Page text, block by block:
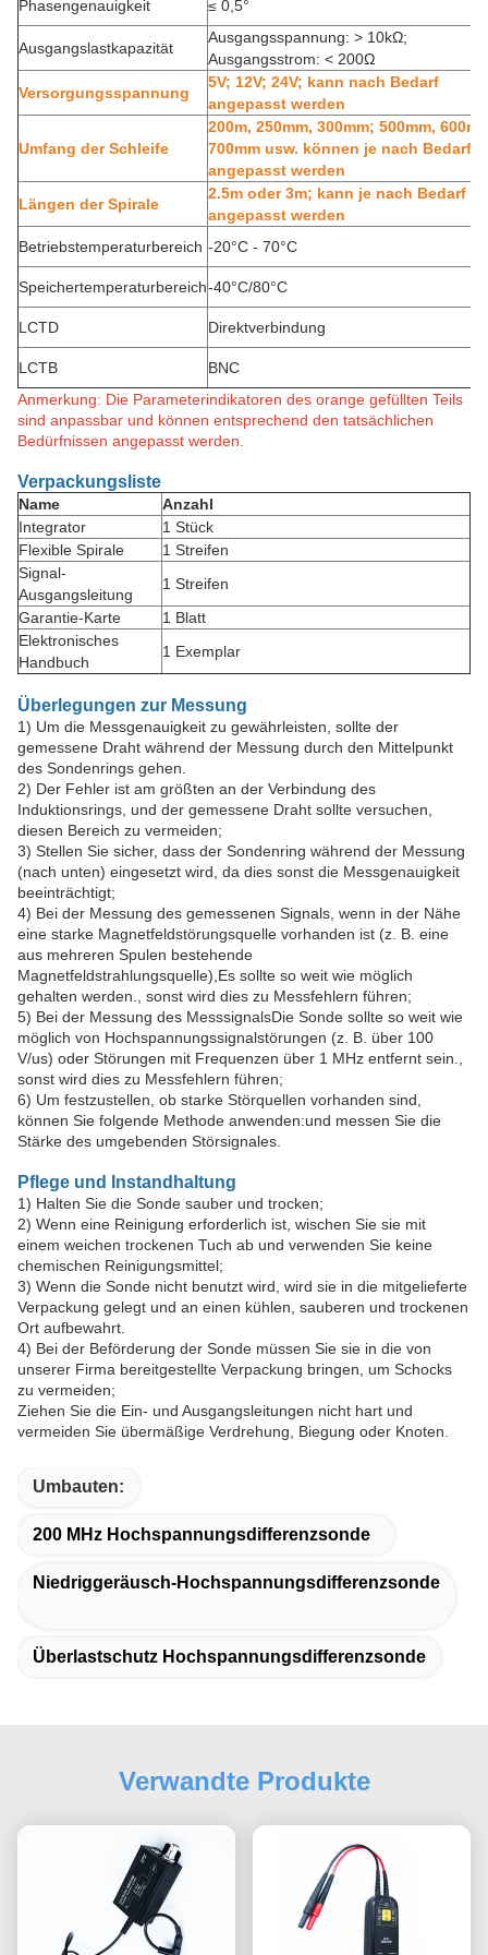
Phasengenauigkeit ≤ 0,5°
Ausgangslastkapazität
Ausgangsspannung: > 10kΩ;
Ausgangsstrom: < 200Ω
Versorgungsspannung
5V; 12V; 24V; kann nach Bedarf
angepasst werden
Umfang der Schleife
200m, 250mm, 300mm; 500mm,
700mm usw. können je nach Bedarf
angepasst werden
Längen der Spirale
2.5m oder 3m; kann je nach Bedarf
angepasst werden
Betriebstemperaturbereich -20°C - 70°C
Speichertemperaturbereich-40°C/80°C
LCTD Direktverbindung
LCTB
BNC
Anmerkung: Die Parameterindikatoren des orange gefüllten Teils
sind anpassbar und können entsprechend den tatsächlichen
Bedürfnissen angepasst werden.
Verpackungsliste
Name
Anzahl
Integrator
1 Stück
Flexible Spirale
1 Streifen
Signal-
Ausgangsleitung
1 Streifen
Garantie-Karte
1 Blatt
Elektronisches
Handbuch
1 Exemplar
Überlegungen zur Messung
1) Um die Messgenauigkeit zu gewährleisten, sollte der
gemessene Draht während der Messung durch den Mittelpunkt
des Sondenrings gehen.
2) Der Fehler ist am größten an der Verbindung des
Induktionsrings, und der gemessene Draht sollte versuchen,
diesen Bereich zu vermeiden;
3) Stellen Sie sicher, dass der Sondenring während der Messung
(nach unten) eingesetzt wird, da dies sonst die Messgenauigkeit
beeinträchtigt;
4) Bei der Messung des gemessenen Signals, wenn in der Nähe
eine starke Magnetfeldstörungsquelle vorhanden ist (z. B. eine
aus mehreren Spulen bestehende
Magnetfeldstrahlungsquelle),Es sollte so weit wie möglich
gehalten werden., sonst wird dies zu Messfehlern führen;
5) Bei der Messung des MesssignalsDie Sonde sollte so weit wie
möglich von Hochspannungssignalstörungen (z. B. über 100
V/us) oder Störungen mit Frequenzen über 1 MHz entfernt sein.,
sonst wird dies zu Messfehlern führen;
6) Um festzustellen, ob starke Störquellen vorhanden sind,
können Sie folgende Methode anwenden:und messen Sie die
Stärke des umgebenden Störsignales.
Pflege und Instandhaltung
1) Halten Sie die Sonde sauber und trocken;
2) Wenn eine Reinigung erforderlich ist, wischen Sie sie mit
einem weichen trockenen Tuch ab und verwenden Sie keine
chemischen Reinigungsmittel;
3) Wenn die Sonde nicht benutzt wird, wird sie in die mitgelieferte
Verpackung gelegt und an einen kühlen, sauberen und trockenen
Ort aufbewahrt.
4) Bei der Beförderung der Sonde müssen Sie sie in die von
unserer Firma bereitgestellte Verpackung bringen, um Schocks
zu vermeiden;
Ziehen Sie die Ein- und Ausgangsleitungen nicht hart und
vermeiden Sie übermäßige Verdrehung, Biegung oder Knoten.
Umbauten:
200 MHz Hochspannungsdifferenzsonde
Niedriggeräusch-Hochspannungsdifferenzsonde
Überlastschutz Hochspannungsdifferenzsonde
Verwandte Produkte